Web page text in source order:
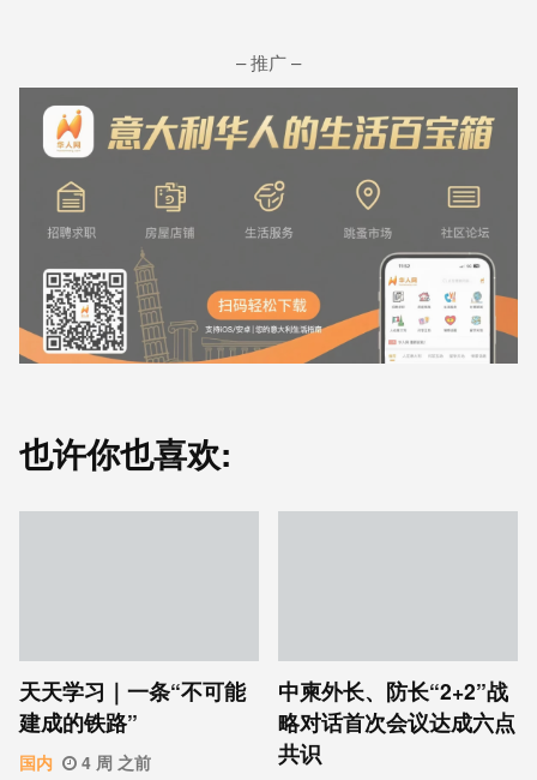
– 推广 –
也许你也喜欢:
天天学习｜一条“不可能
建成的铁路”
国内 4 周 之前
中柬外长、防长“2+2”战
略对话首次会议达成六点
共识